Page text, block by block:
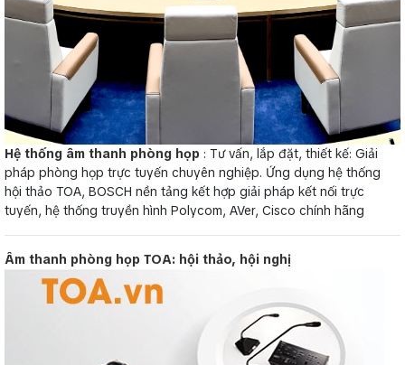
Hệ thống âm thanh phòng họp : Tư vấn, lắp đặt, thiết kế: Giải
pháp phòng họp trực tuyến chuyên nghiệp. Ứng dụng hệ thống
hội thảo TOA, BOSCH nền tảng kết hợp giải pháp kết nối trực
tuyến, hệ thống truyền hình Polycom, AVer, Cisco chính hãng
Âm thanh phòng họp TOA: hội thảo, hội nghị